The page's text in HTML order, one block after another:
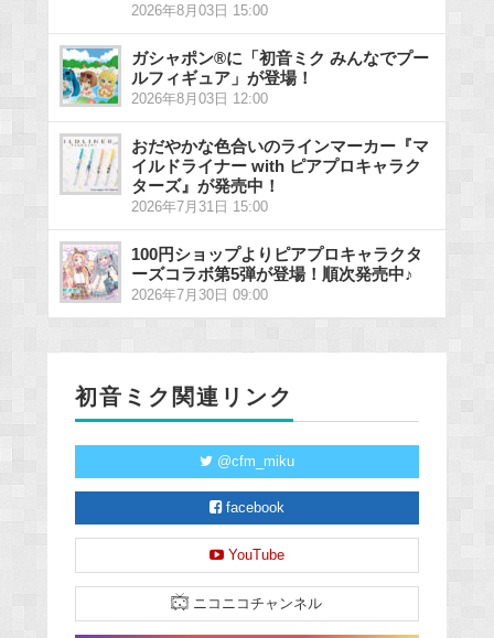
2026年8月03日 15:00
ガシャポン®に「初音ミク みんなでプー
ルフィギュア」が登場！
2026年8月03日 12:00
おだやかな色合いのラインマーカー『マ
イルドライナー with ピアプロキャラク
ターズ』が発売中！
2026年7月31日 15:00
100円ショップよりピアプロキャラクタ
ーズコラボ第5弾が登場！順次発売中♪
2026年7月30日 09:00
初音ミク関連リンク
@cfm_miku
facebook
YouTube
ニコニコチャンネル